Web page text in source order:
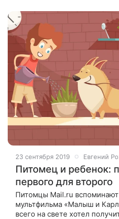
23 сентября 2019 Евгений
Питомец и ребенок:
первого для второго
Питомцы Mail.ru
мультфильма «Малыш и
всего на свете хотел